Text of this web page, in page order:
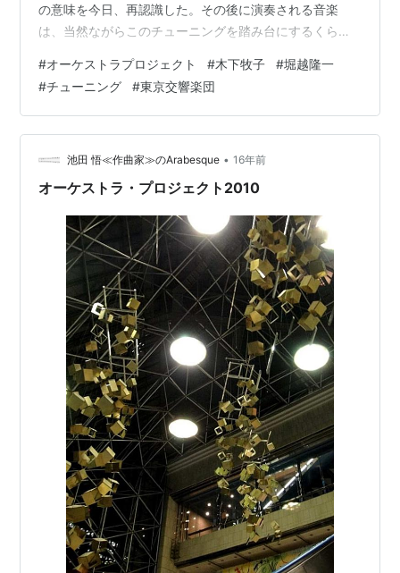
の意味を今日、再認識した。その後に演奏される音楽
は、当然ながらこのチューニングを踏み台にするくらい
す、この心地好いプレッシャーを高笑いで易々と蹴散ら
したのが、木下牧子氏の「ピアノ・コンチェルト」。一
方、チューニングを聴いただけで、まだ聴いた事も無い
新作がチューブラベルで始まるような気がした。それは
的中した。堀越隆一氏の曲だ。 「オーケストラ・プロジ
ェクト2012」指揮：大井剛史、ピアノ：永野光太…
#オーケストラプロジェクト #木下牧子 #堀越隆一
#チューニング #東京交響楽団
池田 悟≪作曲家≫のArabesque • 16年前
オーケストラ・プロジェクト2010